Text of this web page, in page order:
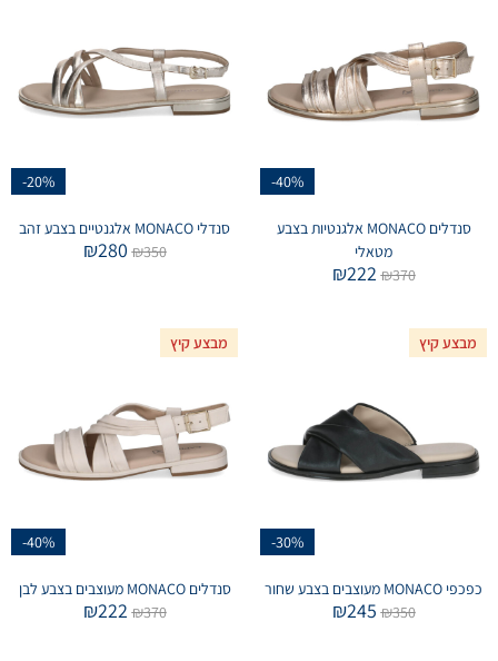
-40%
סנדלים MONACO אלגנטיות בצבע
מטאלי
₪370
₪222
-20%
סנדלי MONACO אלגנטיים בצבע זהב
₪350
₪280
מבצע קיץ
-30%
כפכפי MONACO מעוצבים בצבע שחור
₪350
₪245
מבצע קיץ
-40%
סנדלים MONACO מעוצבים בצבע לבן
₪370
₪222